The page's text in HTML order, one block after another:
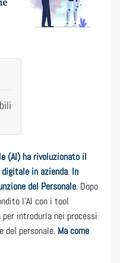
(AI) ha rivoluzionato il
in azienda. In
del Personale. Dopo
l’AI con i tool
per introdurla nei processi
del personale. Ma come